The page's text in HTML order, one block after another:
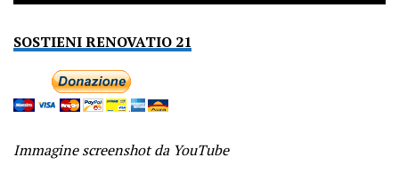
SOSTIENI RENOVATIO 21
Immagine screenshot da YouTube